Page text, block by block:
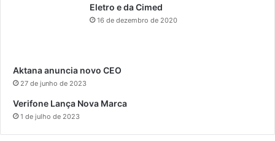
Eletro e da Cimed
16 de dezembro de 2020
Aktana anuncia novo CEO
27 de junho de 2023
Verifone Lança Nova Marca
1 de julho de 2023